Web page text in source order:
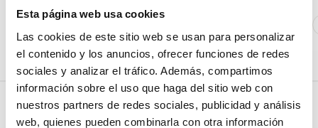
Esta página web usa cookies
Las cookies de este sitio web se usan para personalizar
el contenido y los anuncios, ofrecer funciones de redes
sociales y analizar el tráfico. Además, compartimos
información sobre el uso que haga del sitio web con
nuestros partners de redes sociales, publicidad y análisis
web, quienes pueden combinarla con otra información
Todo Muebles de baño